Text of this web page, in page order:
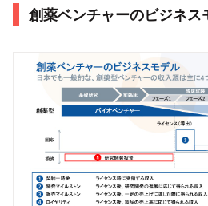
創薬ベンチャーのビジネス